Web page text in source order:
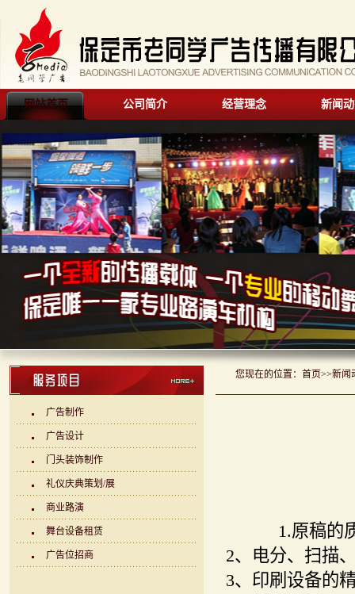
网站首页 公司简介 经营理念 新闻
广告制作
广告设计
门头装饰制作
礼仪庆典策划/展
商业路演
舞台设备租赁
广告位招商
您现在的位置： 首页>>新闻
1.原稿的质
2、电分、扫描
3、印刷设备的